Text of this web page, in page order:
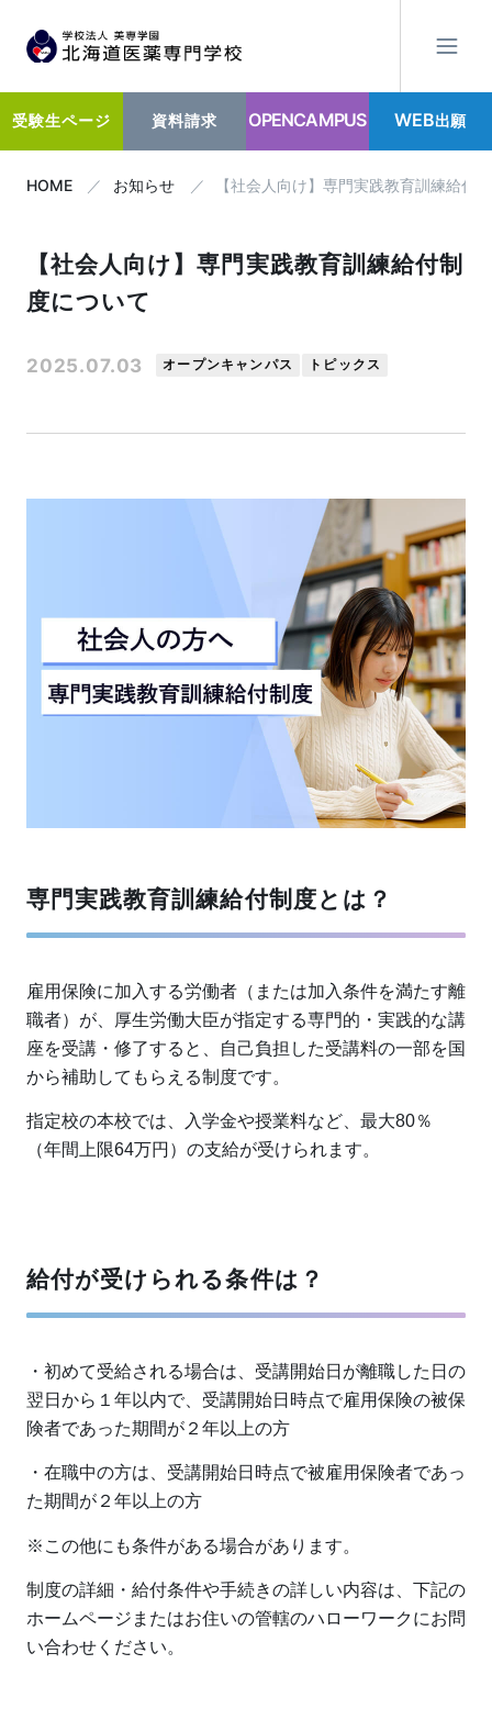
受験生ページ 資料請求 OPENCAMPUS WEB出願
HOME お知らせ 【社会人向け】専門実践教育訓練給付
【社会人向け】専門実践教育訓練給付制
度について
2025.07.03 オープンキャンパス トピックス
専門実践教育訓練給付制度とは？
雇用保険に加入する労働者（または加入条件を満たす離
職者）が、厚生労働大臣が指定する専門的・実践的な講
座を受講・修了すると、自己負担した受講料の一部を国
から補助してもらえる制度です。
指定校の本校では、入学金や授業料など、最大80％
（年間上限64万円）の支給が受けられます。
給付が受けられる条件は？
・初めて受給される場合は、受講開始日が離職した日の
翌日から１年以内で、受講開始日時点で雇用保険の被保
険者であった期間が２年以上の方
・在職中の方は、受講開始日時点で被雇用保険者であっ
た期間が２年以上の方
※この他にも条件がある場合があります。
制度の詳細・給付条件や手続きの詳しい内容は、下記の
ホームページまたはお住いの管轄のハローワークにお問
い合わせください。